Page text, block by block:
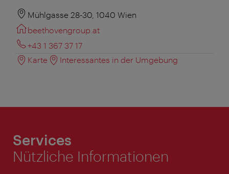
Mühlgasse 28-30, 1040 Wien
beethovengroup.at
+43 1 367 37 17
Karte
Interessantes in der Umgebung
Services
Nützliche Informationen